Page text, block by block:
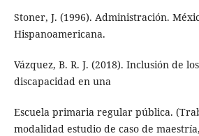
Stoner, J. (1996). Administración.
Hispanoamericana.
Vázquez, B. R. J. (2018). Inclusión de
discapacidad en una
Escuela primaria regular pública.
modalidad estudio de caso de